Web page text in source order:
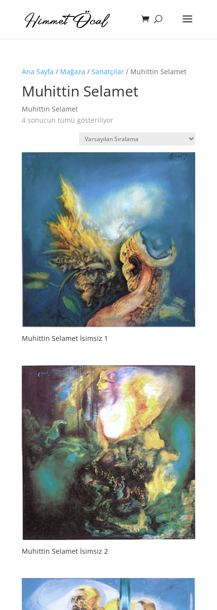
Ana Sayfa / Mağaza / Sanatçılar/ Muhittin Selamet
Muhittin Selamet
Muhittin Selamet
4 sonucun tümü gösteriliyor
Muhittin Selamet İsimsiz 1
Muhittin Selamet İsimsiz 2